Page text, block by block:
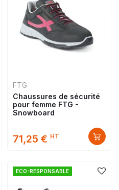
FTG
Chaussures de sécurité
pour femme FTG -
Snowboard
71,25 € HT
ECO-RESPONSABLE